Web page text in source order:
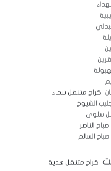
كراج متنقل تيماء
الشيوخ
سلوى
الناصر
السالم
كراج متنقل هدية